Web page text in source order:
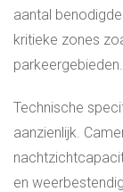
aantal
kritieke zones
parkeergebieden.
Technische
aanzienlijk.
en